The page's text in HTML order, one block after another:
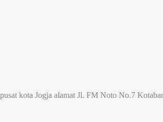
kota Jogja alamat Jl. FM Noto No.7